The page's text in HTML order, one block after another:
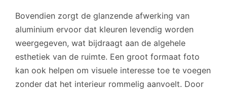
Bovendien zorgt de glanzende afwerking van
aluminium ervoor dat kleuren levendig worden
weergegeven, wat bijdraagt aan de algehele
esthetiek van de ruimte. Een groot formaat foto
kan ook helpen om visuele interesse toe te voegen
zonder dat het interieur rommelig aanvoelt. Door